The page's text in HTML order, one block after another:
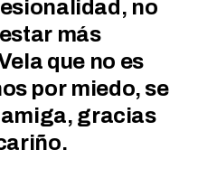
😉
la vida a mi
lo olvidaremos
gracias,